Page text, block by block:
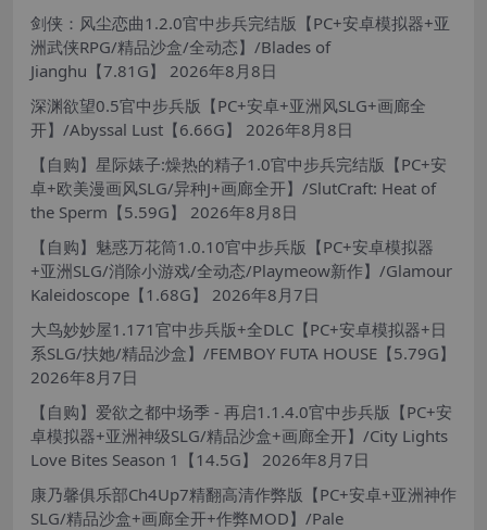
剑侠：风尘恋曲1.2.0官中步兵完结版【PC+安卓模拟器+亚
洲武侠RPG/精品沙盒/全动态】/Blades of
Jianghu【7.81G】
2026年8月8日
深渊欲望0.5官中步兵版【PC+安卓+亚洲风SLG+画廊全
开】/Abyssal Lust【6.66G】
2026年8月8日
【自购】星际婊子:燥热的精子1.0官中步兵完结版【PC+安
卓+欧美漫画风SLG/异种J+画廊全开】/SlutCraft: Heat of
the Sperm【5.59G】
2026年8月8日
【自购】魅惑万花筒1.0.10官中步兵版【PC+安卓模拟器
+亚洲SLG/消除小游戏/全动态/Playmeow新作】/Glamour
Kaleidoscope【1.68G】
2026年8月7日
大鸟妙妙屋1.171官中步兵版+全DLC【PC+安卓模拟器+日
系SLG/扶她/精品沙盒】/FEMBOY FUTA HOUSE【5.79G】
2026年8月7日
【自购】爱欲之都中场季 - 再启1.1.4.0官中步兵版【PC+安
卓模拟器+亚洲神级SLG/精品沙盒+画廊全开】/City Lights
Love Bites Season 1【14.5G】
2026年8月7日
康乃馨俱乐部Ch4Up7精翻高清作弊版【PC+安卓+亚洲神作
SLG/精品沙盒+画廊全开+作弊MOD】/Pale